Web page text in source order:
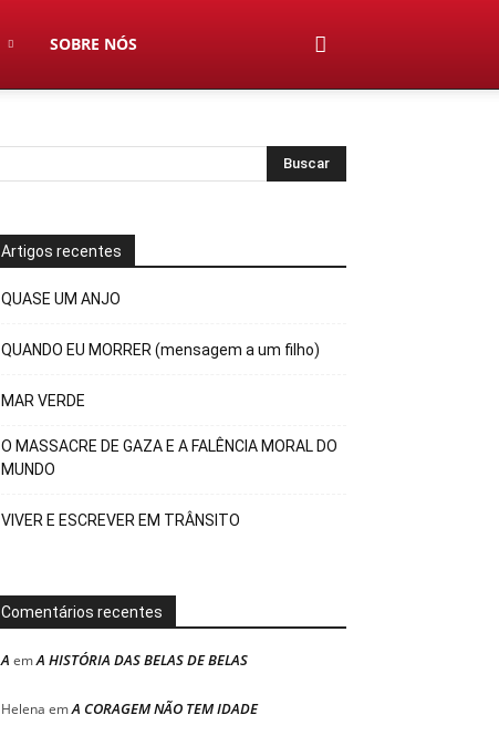
SOBRE NÓS
Artigos recentes
QUASE UM ANJO
QUANDO EU MORRER (mensagem a um filho)
MAR VERDE
O MASSACRE DE GAZA E A FALÊNCIA MORAL DO
MUNDO
VIVER E ESCREVER EM TRÂNSITO
Comentários recentes
A emA HISTÓRIA DAS BELAS DE BELAS
Helena emA CORAGEM NÃO TEM IDADE